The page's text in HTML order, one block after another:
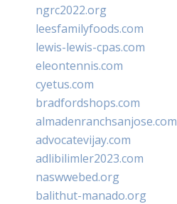
ngrc2022.org
leesfamilyfoods.com
lewis-lewis-cpas.com
eleontennis.com
cyetus.com
bradfordshops.com
almadenranchsanjose.com
advocatevijay.com
adlibilimler2023.com
naswwebed.org
balithut-manado.org